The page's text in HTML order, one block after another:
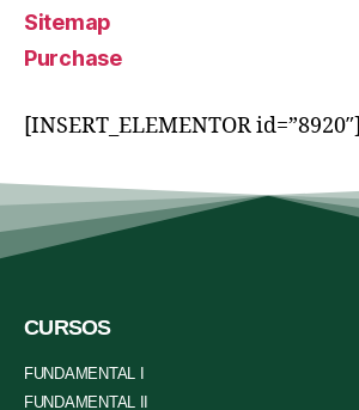
Sitemap
Purchase
[INSERT_ELEMENTOR id=”8920″]
CURSOS
FUNDAMENTAL I
FUNDAMENTAL II